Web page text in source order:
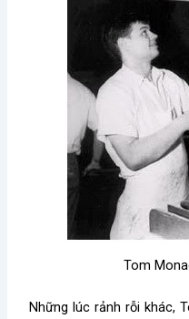
Tom
Những lúc rảnh rỗi khác,